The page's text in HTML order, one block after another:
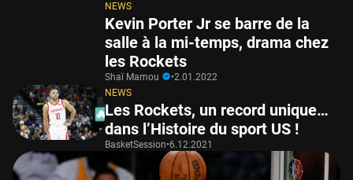
NEWS
Kevin Porter Jr se barre de la
salle à la mi-temps, drama chez
les Rockets
Shaï Mamou •2.01.2022
NEWS
Les Rockets, un record unique…
dans l’Histoire du sport US !
BasketSession•6.12.2021